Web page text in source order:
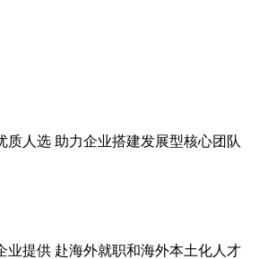
质人选 助力企业搭建发展型核心团队
业提供 赴海外就职和海外本土化人才